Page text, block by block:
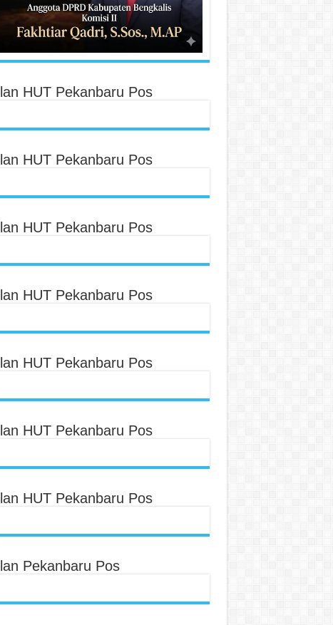
HUT Pekanbaru Pos
HUT Pekanbaru Pos
HUT Pekanbaru Pos
HUT Pekanbaru Pos
HUT Pekanbaru Pos
HUT Pekanbaru Pos
HUT Pekanbaru Pos
Pekanbaru Pos